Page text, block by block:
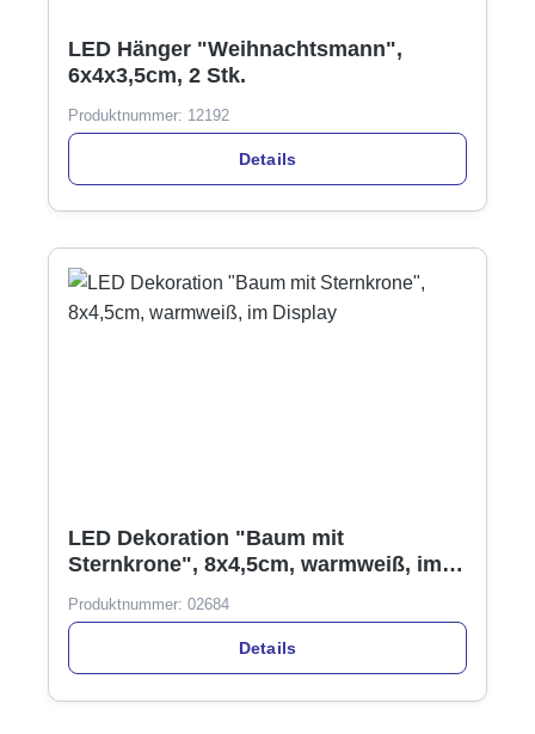
LED Hänger "Weihnachtsmann",
6x4x3,5cm, 2 Stk.
Produktnummer: 12192
Details
LED Dekoration "Baum mit
Sternkrone", 8x4,5cm, warmweiß, im
Produktnummer: 02684
Details